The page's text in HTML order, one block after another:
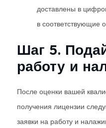
доставлены в
в соответствующие
Шаг 5.
работу и
После оценки вашей
получения лицензии
заявки на работу и